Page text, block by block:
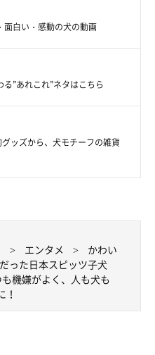
面白い・感動の犬の動画
”あれこれ”ネタはこちら
ッズから、犬モチーフの雑貨
エンタメ
かわい
った日本スピッツ子犬
機嫌がよく、人も犬も
！